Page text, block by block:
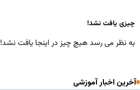
چیزی یافت نشد!
به نظر می رسد هیچ چیز در اینجا یافت نشد!
آخرین اخبار آموزشی